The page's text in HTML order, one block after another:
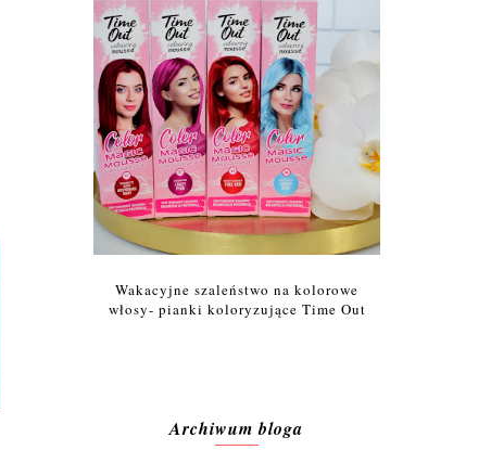
Wakacyjne szaleństwo na kolorowe
włosy- pianki koloryzujące Time Out
Archiwum bloga